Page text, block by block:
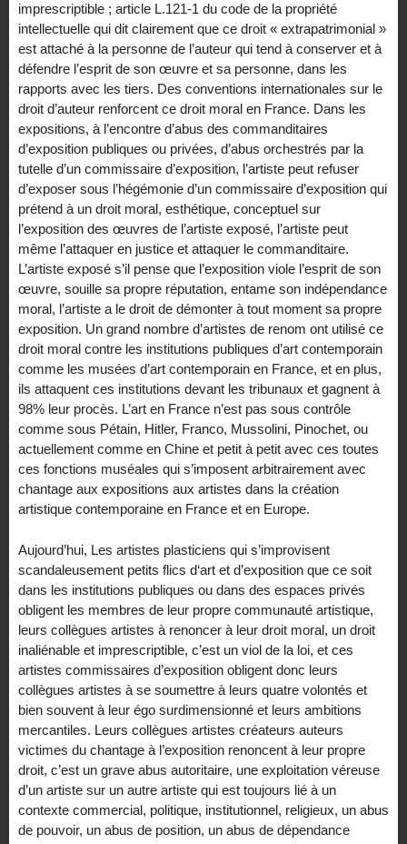
imprescriptible ; article L.121-1 du code de la propriété
intellectuelle qui dit clairement que ce droit « extrapatrimonial »
est attaché à la personne de l’auteur qui tend à conserver et à
défendre l’esprit de son œuvre et sa personne, dans les
rapports avec les tiers. Des conventions internationales sur le
droit d’auteur renforcent ce droit moral en France. Dans les
expositions, à l’encontre d’abus des commanditaires
d’exposition publiques ou privées, d’abus orchestrés par la
tutelle d’un commissaire d’exposition, l’artiste peut refuser
d’exposer sous l’hégémonie d’un commissaire d’exposition qui
prétend à un droit moral, esthétique, conceptuel sur
l’exposition des œuvres de l’artiste exposé, l’artiste peut
même l’attaquer en justice et attaquer le commanditaire.
L’artiste exposé s’il pense que l’exposition viole l’esprit de son
œuvre, souille sa propre réputation, entame son indépendance
moral, l’artiste a le droit de démonter à tout moment sa propre
exposition. Un grand nombre d’artistes de renom ont utilisé ce
droit moral contre les institutions publiques d’art contemporain
comme les musées d’art contemporain en France, et en plus,
ils attaquent ces institutions devant les tribunaux et gagnent à
98% leur procès. L’art en France n’est pas sous contrôle
comme sous Pétain, Hitler, Franco, Mussolini, Pinochet, ou
actuellement comme en Chine et petit à petit avec ces toutes
ces fonctions muséales qui s’imposent arbitrairement avec
chantage aux expositions aux artistes dans la création
artistique contemporaine en France et en Europe.
Aujourd’hui, Les artistes plasticiens qui s’improvisent
scandaleusement petits flics d‘art et d’exposition que ce soit
dans les institutions publiques ou dans des espaces privés
obligent les membres de leur propre communauté artistique,
leurs collègues artistes à renoncer à leur droit moral, un droit
inaliénable et imprescriptible, c’est un viol de la loi, et ces
artistes commissaires d’exposition obligent donc leurs
collègues artistes à se soumettre à leurs quatre volontés et
bien souvent à leur égo surdimensionné et leurs ambitions
mercantiles. Leurs collègues artistes créateurs auteurs
victimes du chantage à l’exposition renoncent à leur propre
droit, c’est un grave abus autoritaire, une exploitation véreuse
d’un artiste sur un autre artiste qui est toujours lié à un
contexte commercial, politique, institutionnel, religieux, un abus
de pouvoir, un abus de position, un abus de dépendance